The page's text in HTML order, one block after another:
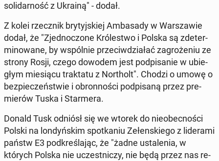
so­li­dar­ność z Ukrainą" - dodał.
Z kolei rzecz­nik bry­tyj­skiej Am­ba­sa­dy w War­sza­wie
dodał, że "Zjed­no­czo­ne Kró­le­stwo i Polska są zde­ter­
mi­no­wa­ne, by wspól­nie prze­ciw­dzia­łać za­gro­że­niu ze
strony Rosji, czego dowodem jest pod­pi­sa­nie w ubie­
głym mie­sią­cu trak­ta­tu z Nor­tholt". Chodzi o umowę o
bez­pie­czeń­stwie i obron­no­ści pod­pi­sa­ną przez pre­
mie­rów Tuska i Star­me­ra.
Donald Tusk odniósł się we wtorek do nie­obec­no­ści
Polski na lon­dyń­skim spo­tka­niu Ze­łen­skie­go z li­de­ra­mi
państw E3 pod­kre­śla­jąc, że "żadne usta­le­nia, w
których Polska nie uczest­ni­czy, nie będą przez nas re­